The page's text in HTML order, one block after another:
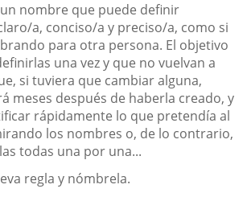
nombre que puede definir
a, conciso/a y preciso/a, como si
para otra persona. El objetivo
una vez y que no vuelvan a
si tuviera que cambiar alguna,
meses después de haberla creado, y
rápidamente lo que pretendía al
los nombres o, de lo contrario,
todas una por una...
regla y nómbrela.